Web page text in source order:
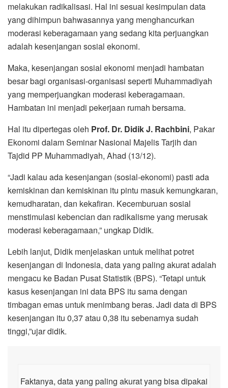
melakukan radikalisasi. Hal ini sesuai kesimpulan data
yang dihimpun bahwasannya yang menghancurkan
moderasi keberagamaan yang sedang kita perjuangkan
adalah kesenjangan sosial ekonomi.
Maka, kesenjangan sosial ekonomi menjadi hambatan
besar bagi organisasi-organisasi seperti Muhammadiyah
yang memperjuangkan moderasi keberagamaan.
Hambatan ini menjadi pekerjaan rumah bersama.
Hal itu dipertegas oleh Prof. Dr. Didik J. Rachbini, Pakar
Ekonomi dalam Seminar Nasional Majelis Tarjih dan
Tajdid PP Muhammadiyah, Ahad (13/12).
“Jadi kalau ada kesenjangan (sosial-ekonomi) pasti ada
kemiskinan dan kemiskinan itu pintu masuk kemungkaran,
kemudharatan, dan kekafiran. Kecemburuan sosial
menstimulasi kebencian dan radikalisme yang merusak
moderasi keberagamaan,” ungkap Didik.
Lebih lanjut, Didik menjelaskan untuk melihat potret
kesenjangan di Indonesia, data yang paling akurat adalah
mengacu ke Badan Pusat Statistik (BPS). “Tetapi untuk
kasus kesenjangan ini data BPS itu sama dengan
timbagan emas untuk menimbang beras. Jadi data di BPS
kesenjangan itu 0,37 atau 0,38 itu sebenarnya sudah
tinggi,”ujar didik.
Faktanya, data yang paling akurat yang bisa dipakai